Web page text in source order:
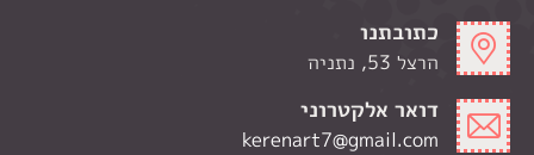
כתובתנו
הרצל 53, נתניה
דואר אלקטרוני
kerenart7@gmail.com